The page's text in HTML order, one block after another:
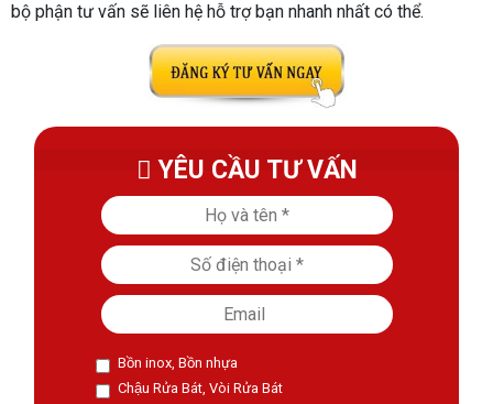
bộ phận tư vấn sẽ liên hệ hỗ trợ bạn nhanh nhất có thể.
YÊU CẦU TƯ VẤN
Bồn inox, Bồn nhựa
Chậu Rửa Bát, Vòi Rửa Bát